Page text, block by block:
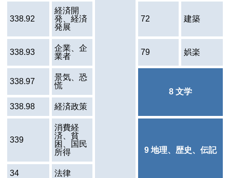
338.92
経済開
発、経済
発展
72 建築
338.93
企業、企
業者
79 娯楽
338.97
景気、恐
慌
8 文学
338.98
経済政策
339
消費経
済、貧
困、国民
所得
9 地理、歴史、伝記
34 法律